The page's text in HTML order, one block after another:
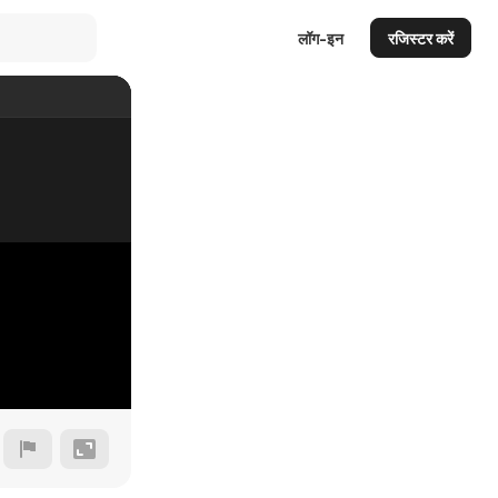
लॉग-इन रजिस्टर करें